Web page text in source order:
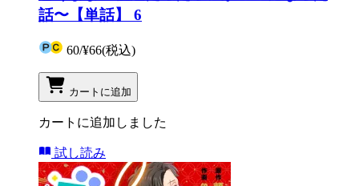
話〜【単話】 6
60/¥66(税込)
カートに追加
カートに追加しました
試し読み